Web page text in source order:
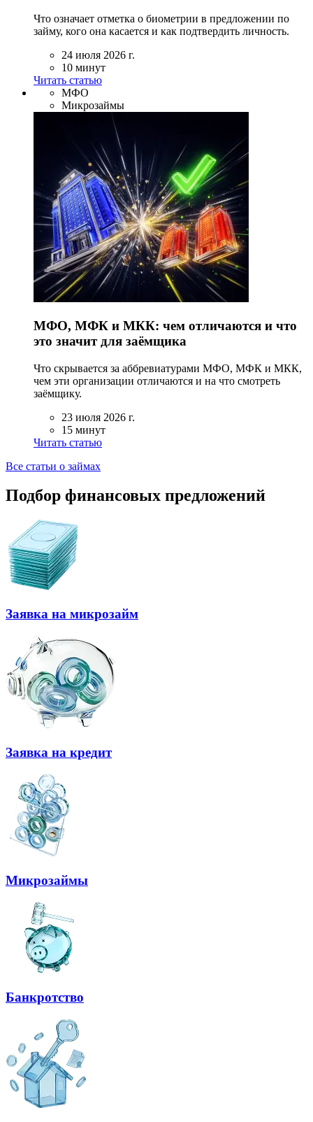
Что означает отметка о биометрии в предложении по
займу, кого она касается и как подтвердить личность.
24 июля 2026 г.
10 минут
Читать статью
МФО
Микрозаймы
МФО, МФК и МКК: чем отличаются и что
это значит для заёмщика
Что скрывается за аббревиатурами МФО, МФК и МКК,
чем эти организации отличаются и на что смотреть
заёмщику.
23 июля 2026 г.
15 минут
Читать статью
Все статьи о займах
Подбор финансовых предложений
Заявка на микрозайм
Заявка на кредит
Микрозаймы
Банкротство